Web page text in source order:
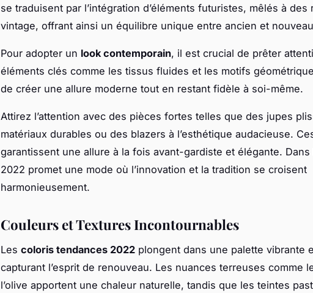
se traduisent par l’intégration d’éléments futuristes, mêlés à des
vintage, offrant ainsi un équilibre unique entre ancien et
Pour adopter un look contemporain, il est crucial de prêter
éléments clés comme les tissus fluides et les motifs
de créer une allure moderne tout en restant fidèle à soi-même.
Attirez l’attention avec des pièces fortes telles que des jupes
matériaux durables ou des blazers à l’esthétique audacieuse.
garantissent une allure à la fois avant-gardiste et élégante. Dans
2022 promet une mode où l’innovation et la tradition se croisent
harmonieusement.
Couleurs et Textures Incontournables
Les coloris tendances 2022 plongent dans une palette vibrante
capturant l’esprit de renouveau. Les nuances terreuses comme
l’olive apportent une chaleur naturelle, tandis que les teintes